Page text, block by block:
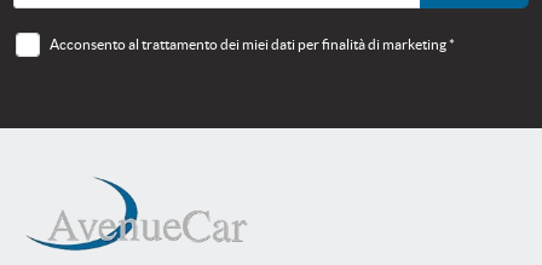
Acconsento al trattamento dei miei dati per finalità di marketing *